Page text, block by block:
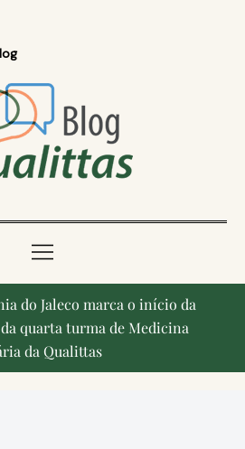
do Jaleco marca o início da
quarta turma de Medicina
da Qualittas